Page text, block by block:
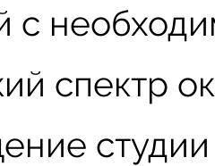
с
спектр